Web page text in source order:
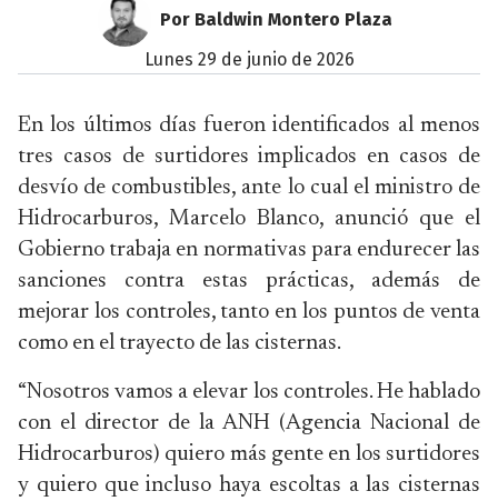
Por Baldwin Montero Plaza
lunes 29 de junio de 2026
En los últimos días fueron identificados al menos
tres casos de surtidores implicados en casos de
desvío de combustibles, ante lo cual el ministro de
Hidrocarburos, Marcelo Blanco, anunció que el
Gobierno trabaja en normativas para endurecer las
sanciones contra estas prácticas, además de
mejorar los controles, tanto en los puntos de venta
como en el trayecto de las cisternas.
“Nosotros vamos a elevar los controles. He hablado
con el director de la ANH (Agencia Nacional de
Hidrocarburos) quiero más gente en los surtidores
y quiero que incluso haya escoltas a las cisternas